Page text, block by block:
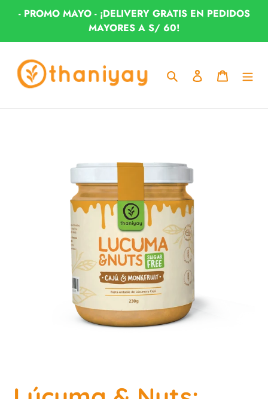
al
contenido
- PROMO MAYO - ¡DELIVERY GRATIS EN PEDIDOS
MAYORES A S/ 60!
Buscar Ingresar Carrito